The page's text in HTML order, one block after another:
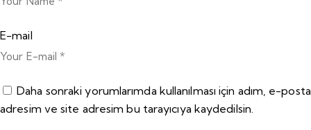
E-mail
Daha sonraki yorumlarımda kullanılması için adım, e-posta
adresim ve site adresim bu tarayıcıya kaydedilsin.